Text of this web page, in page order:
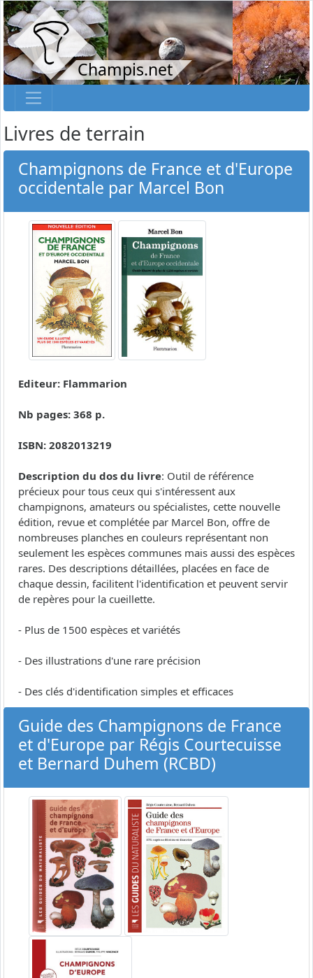
Champis.net
Livres de terrain
Champignons de France et d'Europe
occidentale par Marcel Bon
Editeur: Flammarion
Nb pages: 368 p.
ISBN: 2082013219
Description du dos du livre: Outil de référence
précieux pour tous ceux qui s'intéressent aux
champignons, amateurs ou spécialistes, cette nouvelle
édition, revue et complétée par Marcel Bon, offre de
nombreuses planches en couleurs représentant non
seulement les espèces communes mais aussi des espèces
rares. Des descriptions détaillées, placées en face de
chaque dessin, facilitent l'identification et peuvent servir
de repères pour la cueillette.
- Plus de 1500 espèces et variétés
- Des illustrations d'une rare précision
- Des clés d'identification simples et efficaces
Guide des Champignons de France
et d'Europe par Régis Courtecuisse
et Bernard Duhem (RCBD)